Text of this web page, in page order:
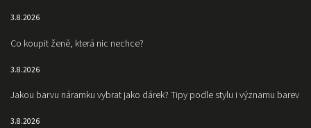
3.8.2026
Co koupit ženě, která nic nechce?
3.8.2026
Jakou barvu náramku vybrat jako dárek? Tipy podle stylu i významu barev
3.8.2026